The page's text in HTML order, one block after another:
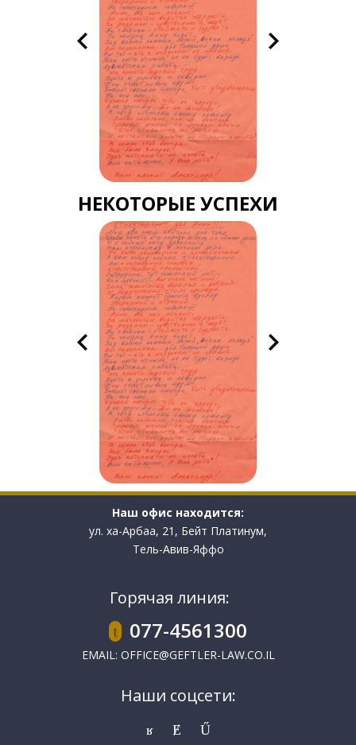
НЕКОТОРЫЕ УСПЕХИ
Наш офис находится:
ул. ха-Арбаа, 21, Бейт Платинум,
Тель-Авив-Яффо
Горячая линия:
077-4561300
EMAIL: OFFICE@GEFTLER-LAW.CO.IL
Наши соцсети: